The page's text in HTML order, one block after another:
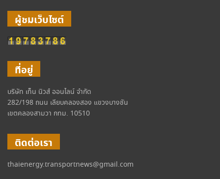
ผู้ชมเว็บไซต์
ที่อยู่
บริษัท เท็น นิวส์ ออนไลน์ จำกัด
282/198 ถนน เลียบคลองสอง แขวงบางชัน
เขตคลองสามวา กทม. 10510
ติดต่อเรา
thaienergy.transportnews@gmail.com